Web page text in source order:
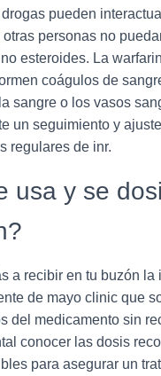
pueden
personas no
esteroides. La
coágulos de
sangre o los vasos
un seguimiento y
regulares de inr.
usa y se
a recibir en tu buzón la
de mayo clinic que
del medicamento sin
conocer las dosis
para asegurar un